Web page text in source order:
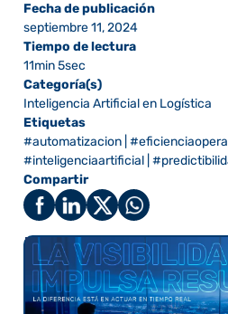
Fecha de publicación
septiembre 11, 2024
Tiempo de lectura
11min 5sec
Categoría(s)
Inteligencia Artificial en Logística
Etiquetas
#automatizacion |
#inteligenciaartificial |
Compartir